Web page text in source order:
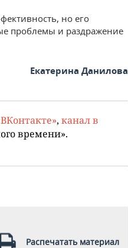
но его
проблемы и раздражение
Екатерина Данилова
, канал в
времени».
Распечатать материал